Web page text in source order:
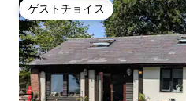
ゲストチョイス
ゲストチョイス